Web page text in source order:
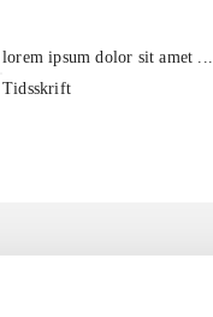
lorem ipsum dolor sit amet ...
Tidsskrift